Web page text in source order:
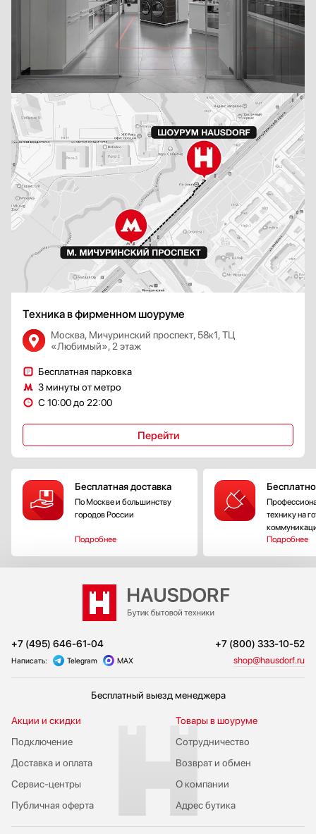
Техника в фирменном шоуруме
Москва, Мичуринский проспект, 58к1, ТЦ
«Любимый», 2 этаж
Бесплатная парковка
3 минуты от метро
С 10:00 до 22:00
Перейти
Бесплатная доставка
По Москве и большинству
городов России
Подробнее
технику на
Подробнее
+7 (495) 646-61-04 +7 (800) 333-10-52
Написать: Telegram MAX shop@hausdorf.ru
Бесплатный выезд менеджера
Акции и скидки
Подключение
Публичная оферта
Сервис-центры
Доставка и оплата
Сотрудничество
Возврат и обмен
Товары в шоуруме
О компании
Адрес бутика